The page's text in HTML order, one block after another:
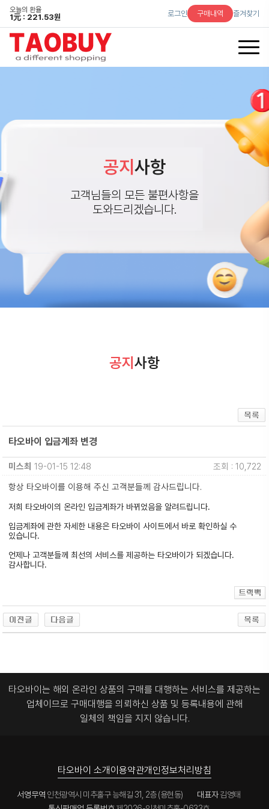
오늘의 환율
1元 : 221.53원 로그인 구매내역 즐겨찾기
공지 사항
고객님들의 모든 불편사항을
도와드리겠습니다.
공지 사항
타오바이 입금계좌 변경
미스최 19-01-15 12:48
조회 : 10,722
항상 타오바이를 이용해 주신 고객분들께 감사드립니다.
저희 타오바이의 온라인 입금계좌가 바뀌었음을 알려드립니다.
입금계좌에 관한 자세한 내용은 타오바이 사이트에서 바로 확인하실 수
있습니다.
언제나 고객분들께 최선의 서비스를 제공하는 타오바이가 되겠습니다.
감사합니다.
타오바이는 해외 온라인 상품의 구매를 대행하는 서비스를 제공하는
업체이므로 구매대행을 의뢰하신 상품 및 등록내용에 관해
일체의 책임을 지지 않습니다.
타오바이 소개이용약관개인정보처리방침
서영무역 인천광역시 미추홀구 능해길 31, 2층 (용현동) 대표자김영태